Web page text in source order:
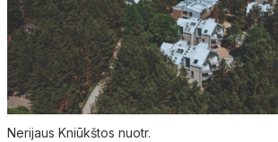
Nerijaus Kniūkštos nuotr.